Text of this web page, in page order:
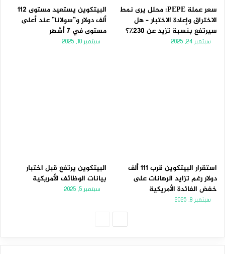
سعر عملة PEPE: محلل يرى نمط
الاختراق وإعادة الاختبار – هل
سيرتفع بنسبة تزيد عن 230٪؟
سبتمبر 24, 2025
البيتكوين يستعيد مستوى 112
ألف دولار و”سولانا” عند أعلى
مستوى في 7 أشهر
سبتمبر 10, 2025
استقرار البيتكوين قرب 111 ألف
دولار رغم تزايد الرهانات على
خفض الفائدة الأمريكية
سبتمبر 8, 2025
البيتكوين يرتفع قبل اختبار
بيانات الوظائف الأمريكية
سبتمبر 5, 2025